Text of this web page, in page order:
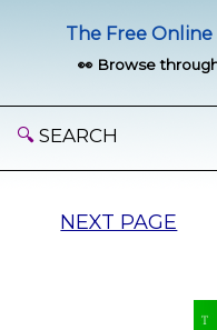
The Free
👀 Browse
🔍 SEARCH
NEXT PAGE